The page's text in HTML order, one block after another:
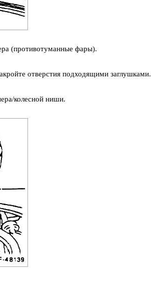
(противотуманные фары).
отверстия подходящими заглушками.
колесной ниши.